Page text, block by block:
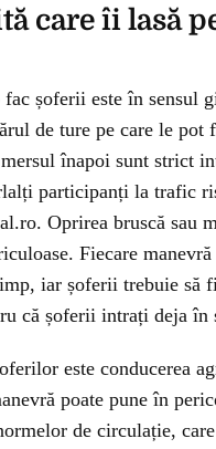
care îi lasă
fac șoferii este în
de ture pe care le pot
înapoi sunt strict
participanți la trafic
Oprirea bruscă
Fiecare
iar șoferii trebuie să
că șoferii intrați deja în
este conducerea
poate pune în
de circulație,